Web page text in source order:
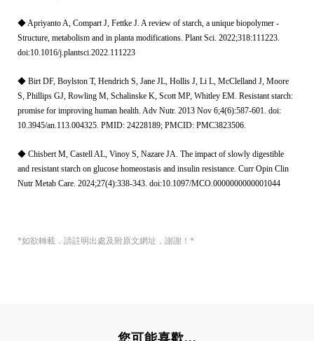
◆ Apriyanto A, Compart J, Fettke J. A review of starch, a unique biopolymer -
Structure, metabolism and in planta modifications. Plant Sci. 2022;318:111223.
doi:10.1016/j.plantsci.2022.111223
◆ Birt DF, Boylston T, Hendrich S, Jane JL, Hollis J, Li L, McClelland J, Moore
S, Phillips GJ, Rowling M, Schalinske K, Scott MP, Whitley EM. Resistant starch:
promise for improving human health. Adv Nutr. 2013 Nov 6;4(6):587-601. doi:
10.3945/an.113.004325. PMID: 24228189; PMCID: PMC3823506.
◆ Chisbert M, Castell AL, Vinoy S, Nazare JA. The impact of slowly digestible
and resistant starch on glucose homeostasis and insulin resistance. Curr Opin Clin
Nutr Metab Care. 2024;27(4):338-343. doi:10.1097/MCO.0000000000001044
*如欲轉載．請註明出處及附原文網址，謝謝！*
您可能喜歡...